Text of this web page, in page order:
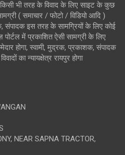
भी तरह के विवाद के लिए साइट के कुछ
( समाचार / फोटो / विडियो आदि )
संपादक इस तरह के सामग्रियों के लिए कोई
पोर्टल में प्रकाशित ऐसी सामग्री के लिए
होगा, स्वामी, मुद्रक, प्रकाशक, संपादक
का न्यायक्षेत्र रायपुर होगा
NEAR SAPNA TRACTOR,